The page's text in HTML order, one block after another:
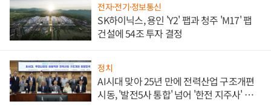
전자·전기·정보통신
SK하이닉스, 용인 'Y2' 팹과 청주 'M17' 팹
건설에 54조 투자 결정
정치
AI시대 맞아 25년 만에 전력산업 구조개편
시동, '발전5사 통합' 넘어 '한전 지주사' 재편